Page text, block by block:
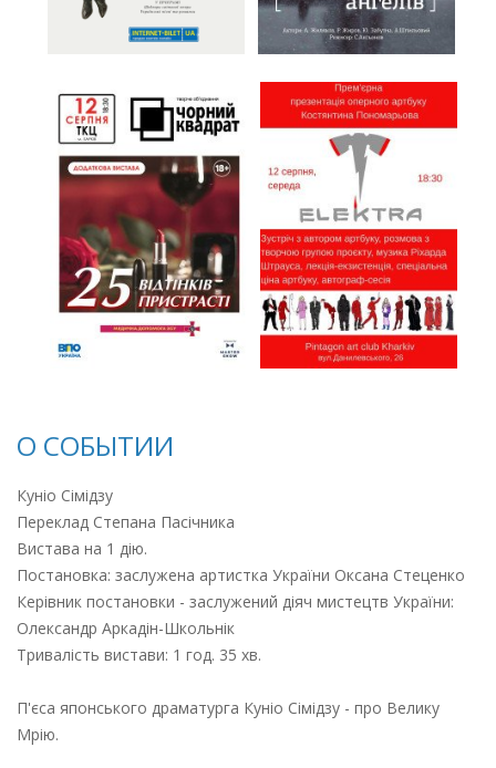
О СОБЫТИИ
Куніо Сімідзу
Переклад Степана Пасічника
Вистава на 1 дію.
Постановка: заслужена артистка України Оксана Стеценко
Керівник постановки - заслужений діяч мистецтв України:
Олександр Аркадін-Школьнік
Тривалість вистави: 1 год. 35 хв.
П'єса японського драматурга Куніо Сімідзу - про Велику
Мрію.